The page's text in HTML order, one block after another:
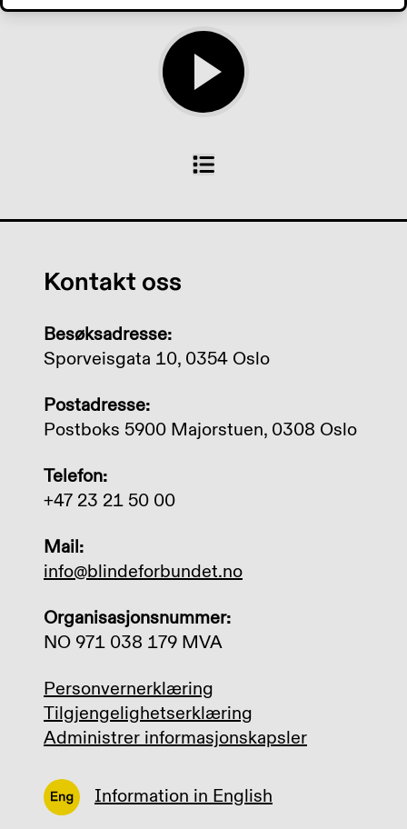
Kontakt oss
Besøksadresse:
Sporveisgata 10, 0354 Oslo
Postadresse:
Postboks 5900 Majorstuen, 0308 Oslo
Telefon:
+47 23 21 50 00
Mail:
info@blindeforbundet.no
Organisasjonsnummer:
NO 971 038 179 MVA
Personvernerklæring
Tilgjengelighetserklæring
Administrer informasjonskapsler
Information in English